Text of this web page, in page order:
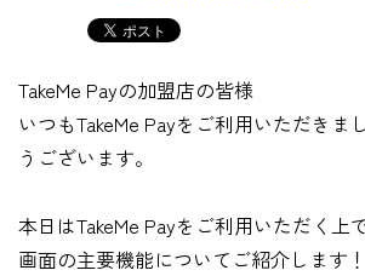
TakeMe Payの加盟店の皆様
いつもTakeMe Payをご利用いただきま
うございます。
本日はTakeMe Payをご利用いただく上
画面の主要機能についてご紹介します！